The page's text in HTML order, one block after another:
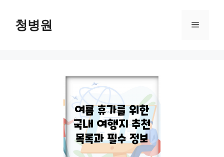
청병원 메